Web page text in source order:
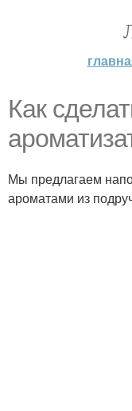
Как
Мы предлагаем
ароматами из